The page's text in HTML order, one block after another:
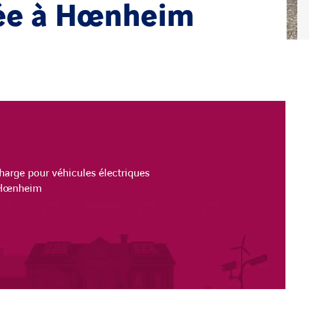
à Hœnheim
pour véhicules électriques